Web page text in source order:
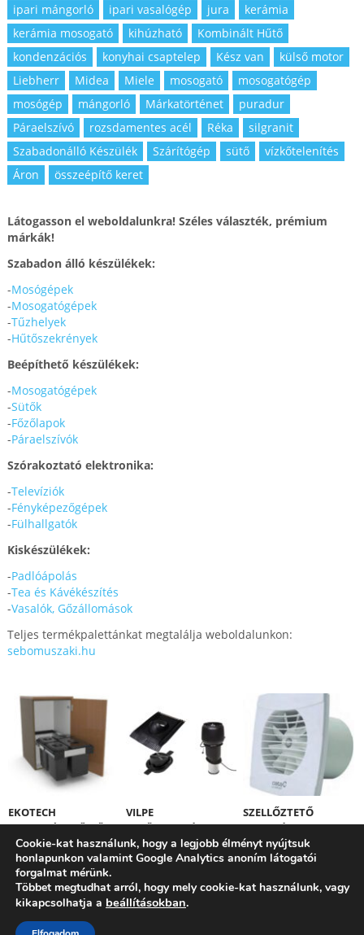
ipari mángorló
ipari vasalógép jura
kerámia
kerámia mosogató
kihúzható
Kombinált Hűtő
kondenzációs
konyhai csaptelep Kész van
külső motor
Liebherr
Midea Miele mosogató
mosogatógép
mosógép
mángorló Márkatörténet
puradur
Páraelszívó
rozsdamentes acél Réka
silgranit
Szabadonálló Készülék
Szárítógép sütő
vízkőtelenítés
Áron
összeépítő keret
Látogasson el weboldalunkra! Széles választék, prémium
márkák!
Szabadon álló készülékek:
-Mosógépek
-Mosogatógépek
-Tűzhelyek
-Hűtőszekrények
Beépíthető készülékek:
-Mosogatógépek
-Sütők
-Főzőlapok
-Páraelszívók
Szórakoztató elektronika:
-Televíziók
-Fényképezőgépek
-Fülhallgatók
Kiskészülékek:
-Padlóápolás
-Tea és Kávékészítés
-Vasalók, Gőzállomások
Teljes termékpalettánkat megtalálja weboldalunkon:
sebomuszaki.hu
EKOTECH
HULLADÉKGYŰJTŐK
VILPE
TETŐVENTILÁTOROK
SZELLŐZTETŐ
VENTILÁTORT
VÁSÁROLT ÉS NEM
SZÍV? NEM A
A HIBA!
Cookie-kat használunk, hogy a legjobb élményt nyújtsuk
honlapunkon valamint Google Analytics anoním látogatói
forgalmat mérünk.
Többet megtudhat arról, hogy mely cookie-kat használunk, vagy
kikapcsolhatja a beállításokban.